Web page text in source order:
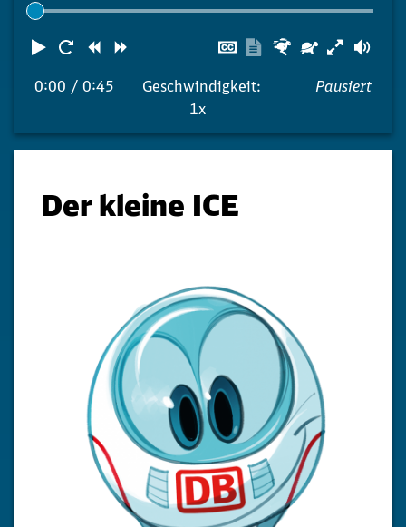
Abspielen
Neustart
Zurück
Untertitel
Transkription
Schneller
0:00 / 0:45
Geschwindigkeit:
1x
Pausiert
Der kleine ICE